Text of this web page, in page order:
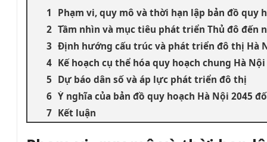
Phạm vi, quy mô và thời hạn lập bản đồ quy
Tầm nhìn và mục tiêu phát triển Thủ đô đến
Định hướng cấu trúc và phát triển đô thị Hà
Kế hoạch cụ thể hóa quy hoạch chung Hà
Dự báo dân số và áp lực phát triển đô thị
Ý nghĩa của bản đồ quy hoạch Hà Nội 2045
Kết luận